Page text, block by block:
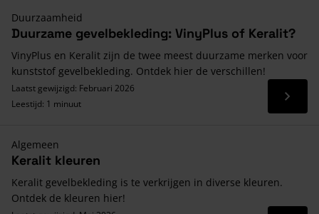
Duurzaamheid
Duurzame gevelbekleding: VinyPlus of Keralit?
VinyPlus en Keralit zijn de twee meest duurzame merken voor
kunststof gevelbekleding. Ontdek hier de verschillen!
Laatst gewijzigd: Februari 2026
Leestijd: 1 minuut
Lees
Algemeen
Keralit kleuren
Keralit gevelbekleding is te verkrijgen in diverse kleuren.
Ontdek de kleuren hier!